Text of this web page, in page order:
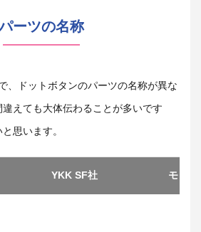
ーツの名称
、ドットボタンのパーツの名称が異な
えても大体伝わることが多いです
思います。
YKK SF社 モリト